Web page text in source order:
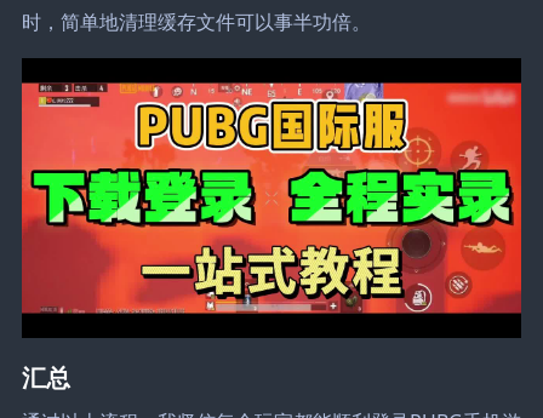
时，简单地清理缓存文件可以事半功倍。
汇总